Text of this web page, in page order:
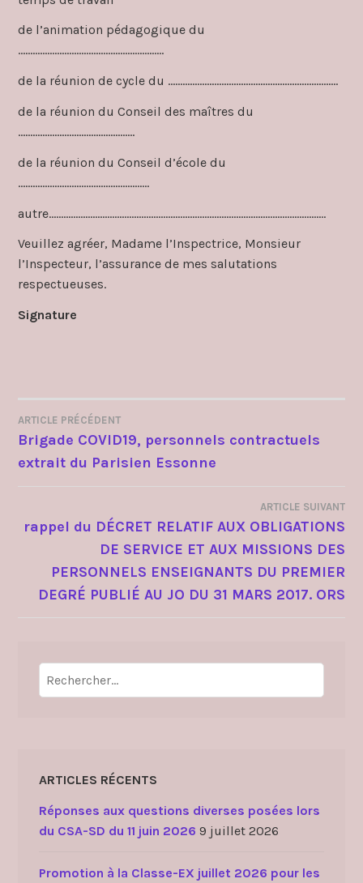
de l’animation pédagogique du
……………………………………………………
de la réunion de cycle du …………………………………………………………….
de la réunion du Conseil des maîtres du
…………………………………………
de la réunion du Conseil d’école du
………………………………………………
autre……………………………………………………………………………………………………
Veuillez agréer, Madame l’Inspectrice, Monsieur
l’Inspecteur, l’assurance de mes salutations
respectueuses.
Signature
NAVIGATION
DE
ARTICLE PRÉCÉDENT
Brigade COVID19, personnels contractuels
extrait du Parisien Essonne
ARTICLE SUIVANT
rappel du DÉCRET RELATIF AUX OBLIGATIONS
DE SERVICE ET AUX MISSIONS DES
PERSONNELS ENSEIGNANTS DU PREMIER
DEGRÉ PUBLIÉ AU JO DU 31 MARS 2017. ORS
ARTICLES RÉCENTS
Réponses aux questions diverses posées lors
du CSA-SD du 11 juin 2026 9 juillet 2026
Promotion à la Classe-EX juillet 2026 pour les